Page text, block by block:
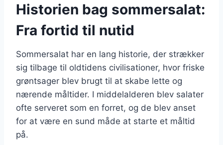
Historien bag sommersalat:
Fra fortid til nutid
Sommersalat har en lang historie, der strækker
sig tilbage til oldtidens civilisationer, hvor friske
grøntsager blev brugt til at skabe lette og
nærende måltider. I middelalderen blev salater
ofte serveret som en forret, og de blev anset
for at være en sund måde at starte et måltid
på.